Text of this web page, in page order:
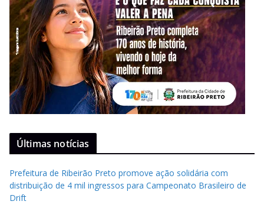
Últimas notícias
Prefeitura de Ribeirão Preto promove ação solidária com
distribuição de 4 mil ingressos para Campeonato Brasileiro de
Drift